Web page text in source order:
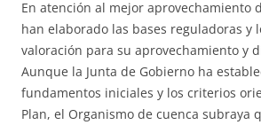
En atención al mejor aprovechamiento
han elaborado las bases reguladoras y
valoración para su aprovechamiento y
Aunque la Junta de Gobierno ha
fundamentos iniciales y los criterios
Plan, el Organismo de cuenca subraya